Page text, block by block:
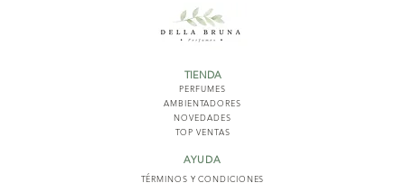
TIENDA
PERFUMES
AMBIENTADORES
NOVEDADES
TOP VENTAS
AYUDA
TÉRMINOS Y CONDICIONES